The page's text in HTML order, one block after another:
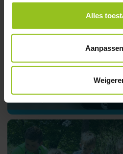
Alles
Aanpassen
Ouderportaal